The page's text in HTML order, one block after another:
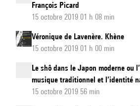
François Picard
15 octobre 2019 01 h 08 min
Véronique de Lavenère. Khène
15 octobre 2019 01 h 00 min
Le shô dans le Japon moderne ou
musique traditionnel et l’identité
15 octobre 2019 56 min